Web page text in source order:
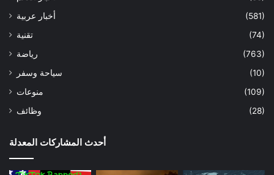
أخبار عربية
(581)
تقنية
(74)
رياضة
(763)
سياحة وسفر
(10)
منوعات
(109)
وظائف
(28)
أحدث المشاركات المعدلة